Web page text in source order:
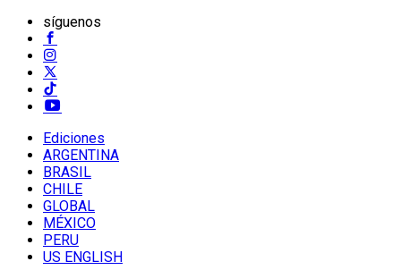
síguenos
Ediciones
ARGENTINA
BRASIL
CHILE
GLOBAL
MÉXICO
PERU
US ENGLISH